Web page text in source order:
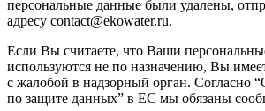
персональные данные были удалены,
адресу contact@ekowater.ru.
Если Вы считаете, что Ваши
используются не по назначению, Вы
с жалобой в надзорный орган. Согласно
по защите данных” в ЕС мы обязаны